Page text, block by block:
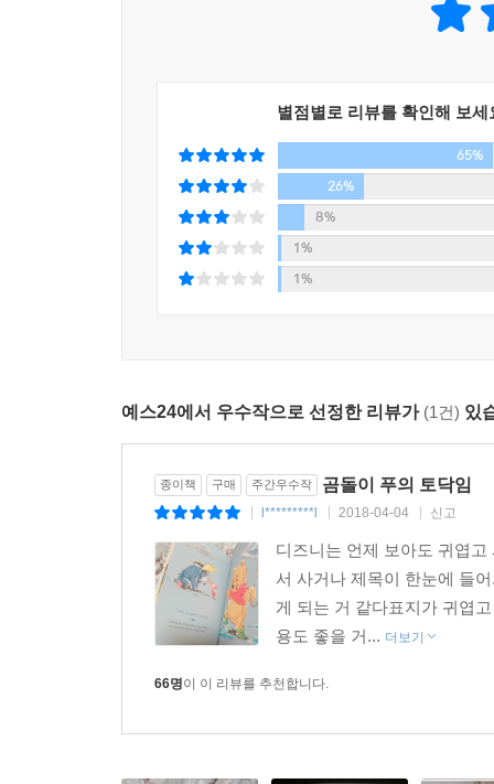
나로 살기 위한 곰돌이 푸의 마음을 들여다보는 말.
머리는 별로 좋지 않지만 절대 나쁜 일은 하지 않아!
이 책 『곰돌이 푸, 행복한 일은 매일 있어』는
니체의 말 중에서 오늘날의 우리에게도 도움이
여전히 먼 곳에 있고, 나는 어떤 사람인지, 나는
느껴질 때, 이 책을 펼치면 어떤 페이지를 열든
되나요? 멋지지 않아도 됩니다. 다른 사람의 시선
_본문 중에서
이렇듯 이 책은 행복한 기억으로 남아 있는 곰돌
곰돌이 푸를 사랑하는 독자들의 응원의 메시지
* 가끔 바보 같아 보일 정도로 천하태평해 보이
곰돌이 푸>를 봐야겠어요._ID seok04****
* 만화 <곰돌이 푸>를 모르는 사람이라도, 사랑
별점별로 리뷰를 확인해 보세
65%
26%
8%
1%
1%
예스24에서 우수작으로 선정한 리뷰가 (1건) 있
종이책 구매 주간우수작 곰돌이 푸의 토닥임
l*********l 2018-04-04 신고
디즈니는 언제 보아도 귀엽
서 사거나 제목이 한눈에 들
게 되는 거 같다표지가 귀엽
용도 좋을 거... 더보기
66명이 이 리뷰를 추천합니다.